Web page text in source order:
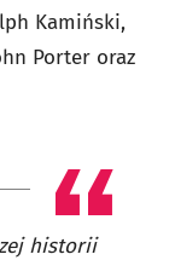
Kamiński,
Porter oraz
historii